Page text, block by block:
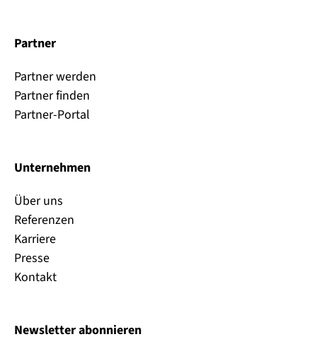
Partner
Partner werden
Partner finden
Partner-Portal
Unternehmen
Über uns
Referenzen
Karriere
Presse
Kontakt
Newsletter abonnieren